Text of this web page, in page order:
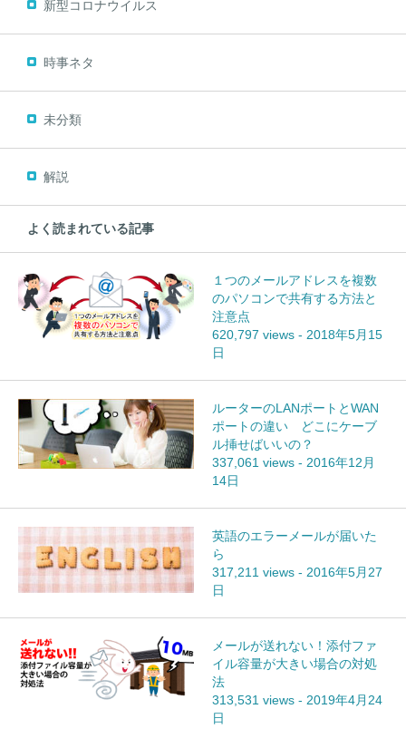
新型コロナウイルス
時事ネタ
未分類
解説
よく読まれている記事
１つのメールアドレスを複数
のパソコンで共有する方法と
注意点
620,797 views - 2018年5月15
日
ルーターのLANポートとWAN
ポートの違い どこにケーブ
ル挿せばいいの？
337,061 views - 2016年12月
14日
英語のエラーメールが届いた
ら
317,211 views - 2016年5月27
日
メールが送れない！添付ファ
イル容量が大きい場合の対処
法
313,531 views - 2019年4月24
日